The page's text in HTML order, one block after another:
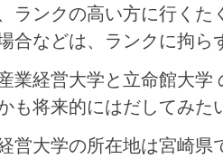
ランクの高い方に行く
合などは、ランクに拘
業経営大学と立命館大
も将来的にはだしてみた
営大学の所在地は宮崎